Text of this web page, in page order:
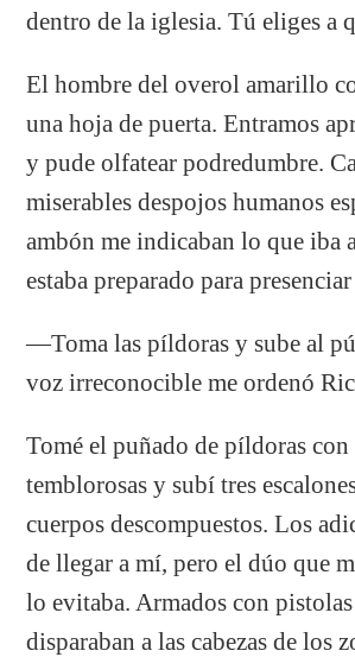
dentro de la iglesia. Tú eliges a
El hombre del overol amarillo
una hoja de puerta. Entramos
y pude olfatear podredumbre.
miserables despojos humanos
ambón me indicaban lo que iba
estaba preparado para
―Toma las píldoras y sube al
voz irreconocible me ordenó
Tomé el puñado de píldoras con
temblorosas y subí tres
cuerpos descompuestos. Los
de llegar a mí, pero el dúo que
lo evitaba. Armados con
disparaban a las cabezas de los